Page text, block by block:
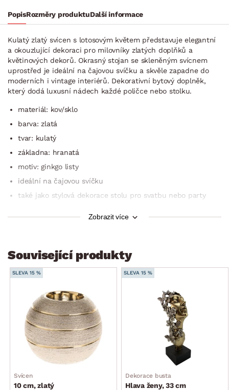
PopisRozměry produktuDalší informace
Kulatý zlatý svícen s lotosovým květem představuje elegantní
a okouzlující dekoraci pro milovníky zlatých doplňků a
květinových dekorů. Okrasný stojan se skleněným svícnem
uprostřed je ideální na čajovou svíčku a skvěle zapadne do
moderních i vintage interiérů. Dekorativní bytový doplněk,
který dodá luxusní nádech každé poličce nebo stolku.
materiál: kov/sklo
barva: zlatá
tvar: kulatý
základna: hranatá
motiv: ginkgo listy
ideální na čajovou svíčku
také jako stylová dekorace stolu pro svatbu nebo party
Zobrazit více
Související produkty
SLEVA 15 %
Svícen
10 cm, zlatý
SLEVA 15 %
Dekorace busta
Hlava ženy, 33 cm